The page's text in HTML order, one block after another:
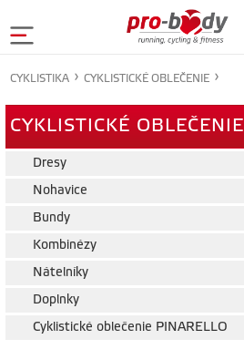
CYKLISTICKÉ OBLEČENIE
Dresy
Nohavice
Bundy
Kombinézy
Nátelníky
Doplnky
Cyklistické oblečenie PINARELLO
CYKLISTIKA CYKLISTICKÉ OBLEČENIE